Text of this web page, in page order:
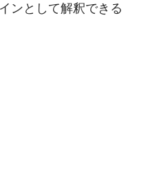
ンとして解釈できる